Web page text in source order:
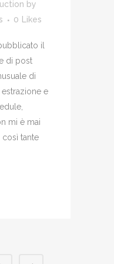
by
0 Likes
il
di post
di
e
mi è mai
così tante